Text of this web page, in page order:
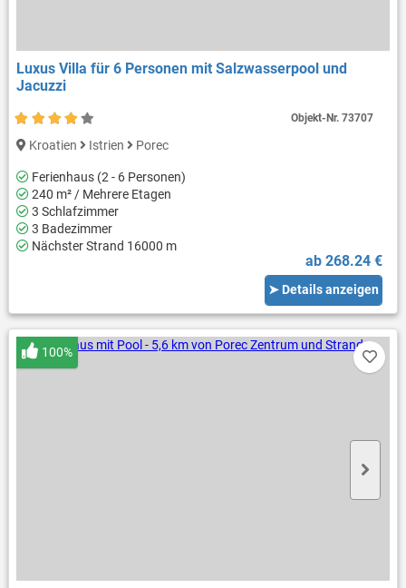
Luxus Villa für 6 Personen mit Salzwasserpool und
Jacuzzi
Kroatien Istrien Porec
Ferienhaus (2 - 6 Personen)
240 m² / Mehrere Etagen
3 Schlafzimmer
3 Badezimmer
Nächster Strand 16000 m
ab 268.24 €
➤ Details anzeigen
Objekt-Nr.73707
100%